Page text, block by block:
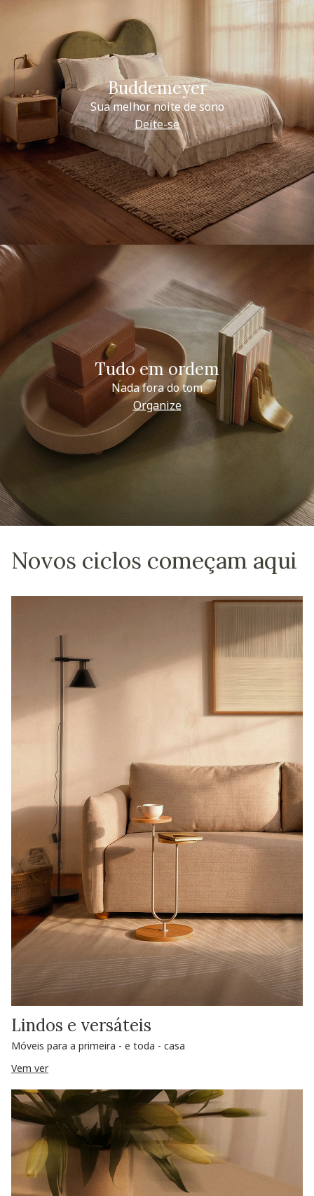
Buddemeyer
Sua melhor noite de sono
Deite-se
Tudo em ordem
Nada fora do tom
Organize
Novos ciclos começam aqui
Lindos e versáteis
Móveis para a primeira - e toda - casa
Vem ver